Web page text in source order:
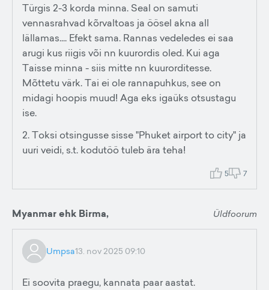
Türgis 2-3 korda minna. Seal on samuti
vennasrahvad kõrvaltoas ja öösel akna all
lällamas.... Efekt sama. Rannas vedeledes ei saa
arugi kus riigis või nn kuurordis oled. Kui aga
Taisse minna - siis mitte nn kuurorditesse.
Mõttetu värk. Tai ei ole rannapuhkus, see on
midagi hoopis muud! Aga eks igaüks otsustagu
ise.
2. Toksi otsingusse sisse "Phuket airport to city" ja
uuri veidi, s.t. kodutöö tuleb ära teha!
5 7
Myanmar ehk Birma, Üldfoorum
Umpsa13. nov 2025 09:10
Ei soovita praegu, kannata paar aastat.